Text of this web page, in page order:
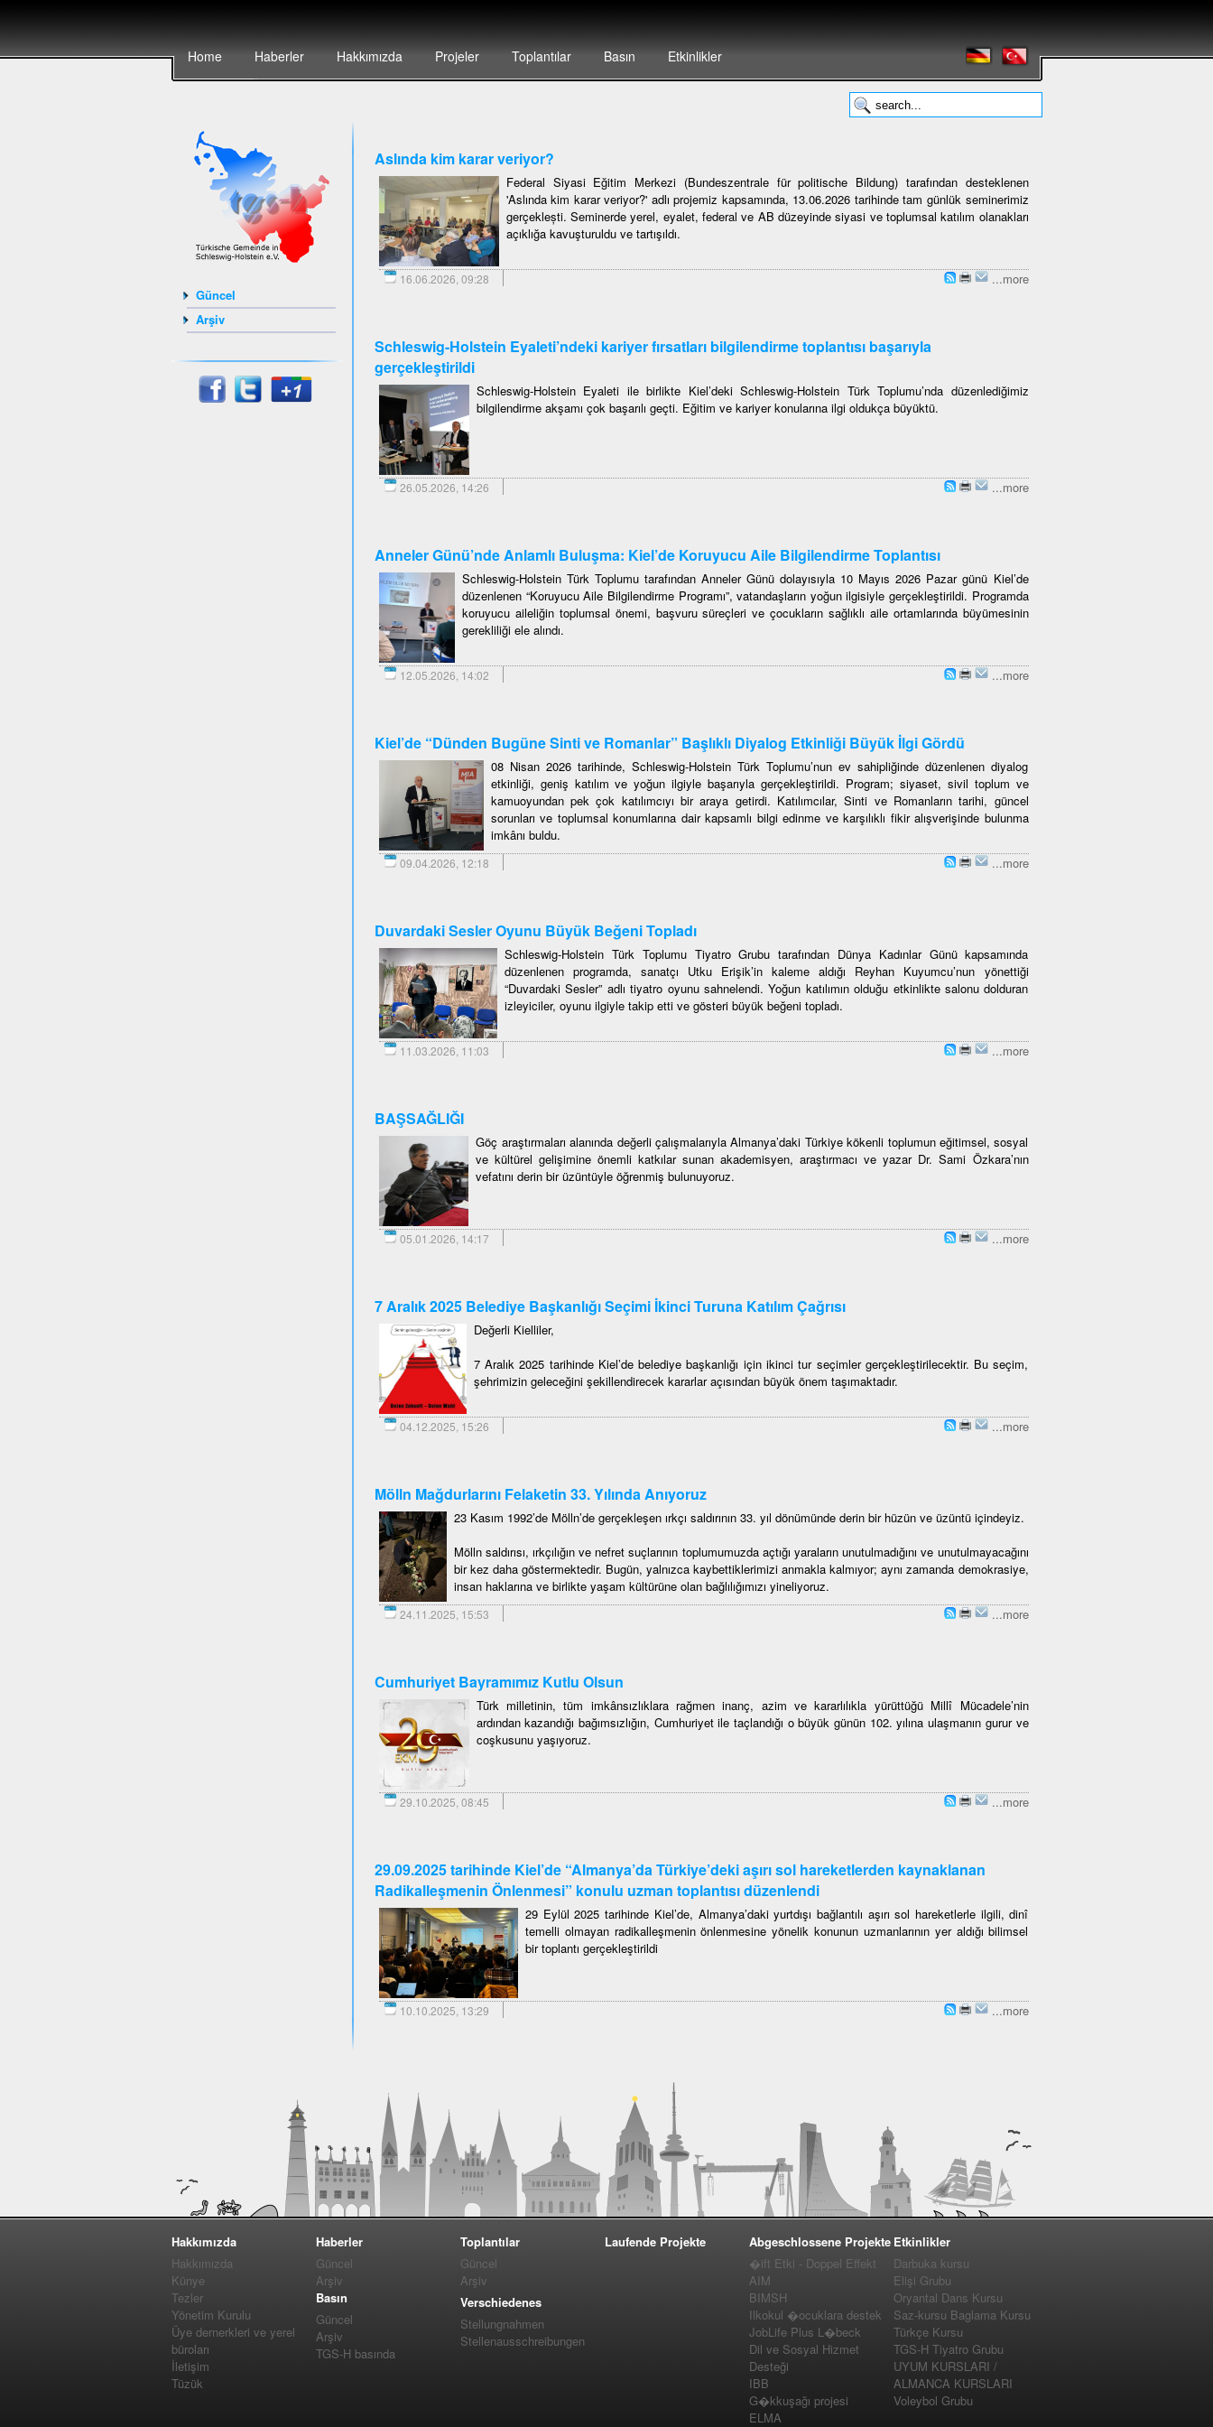
Home Haberler Hakkımızda Projeler Toplantılar Basın Etkinlikler
Güncel
Arşiv
Aslında kim karar veriyor?
Federal Siyasi Eğitim Merkezi (Bundeszentrale für politische Bildung) tarafından desteklenen
'Aslında kim karar veriyor?' adlı projemiz kapsamında, 13.06.2026 tarihinde tam günlük seminerimiz
gerçeklești. Seminerde yerel, eyalet, federal ve AB düzeyinde siyasi ve toplumsal katılım olanakları
açıklığa kavuşturuldu ve tartışıldı.
16.06.2026, 09:28 ...more
Schleswig-Holstein Eyaleti’ndeki kariyer fırsatları bilgilendirme toplantısı başarıyla
gerçekleştirildi
Schleswig-Holstein Eyaleti ile birlikte Kiel’deki Schleswig-Holstein Türk Toplumu’nda düzenlediğimiz
bilgilendirme akşamı çok başarılı geçti. Eğitim ve kariyer konularına ilgi oldukça büyüktü.
26.05.2026, 14:26 ...more
Anneler Günü’nde Anlamlı Buluşma: Kiel’de Koruyucu Aile Bilgilendirme Toplantısı
Schleswig-Holstein Türk Toplumu tarafından Anneler Günü dolayısıyla 10 Mayıs 2026 Pazar günü Kiel’de
düzenlenen “Koruyucu Aile Bilgilendirme Programı”, vatandaşların yoğun ilgisiyle gerçekleştirildi. Programda
koruyucu aileliğin toplumsal önemi, başvuru süreçleri ve çocukların sağlıklı aile ortamlarında büyümesinin
gerekliliği ele alındı.
12.05.2026, 14:02 ...more
Kiel’de “Dünden Bugüne Sinti ve Romanlar” Başlıklı Diyalog Etkinliği Büyük İlgi Gördü
08 Nisan 2026 tarihinde, Schleswig-Holstein Türk Toplumu’nun ev sahipliğinde düzenlenen diyalog
etkinliği, geniş katılım ve yoğun ilgiyle başarıyla gerçekleştirildi. Program; siyaset, sivil toplum ve
kamuoyundan pek çok katılımcıyı bir araya getirdi. Katılımcılar, Sinti ve Romanların tarihi, güncel
sorunları ve toplumsal konumlarına dair kapsamlı bilgi edinme ve karşılıklı fikir alışverişinde bulunma
imkânı buldu.
09.04.2026, 12:18 ...more
Duvardaki Sesler Oyunu Büyük Beğeni Topladı
Schleswig-Holstein Türk Toplumu Tiyatro Grubu tarafından Dünya Kadınlar Günü kapsamında
düzenlenen programda, sanatçı Utku Erişik’in kaleme aldığı Reyhan Kuyumcu’nun yönettiği
“Duvardaki Sesler” adlı tiyatro oyunu sahnelendi. Yoğun katılımın olduğu etkinlikte salonu dolduran
izleyiciler, oyunu ilgiyle takip etti ve gösteri büyük beğeni topladı.
11.03.2026, 11:03 ...more
BAŞSAĞLIĞI
Göç araştırmaları alanında değerli çalışmalarıyla Almanya’daki Türkiye kökenli toplumun eğitimsel, sosyal
ve kültürel gelişimine önemli katkılar sunan akademisyen, araştırmacı ve yazar Dr. Sami Özkara’nın
vefatını derin bir üzüntüyle öğrenmiş bulunuyoruz.
05.01.2026, 14:17 ...more
7 Aralık 2025 Belediye Başkanlığı Seçimi İkinci Turuna Katılım Çağrısı
Değerli Kielliler,
7 Aralık 2025 tarihinde Kiel’de belediye başkanlığı için ikinci tur seçimler gerçekleştirilecektir. Bu seçim,
şehrimizin geleceğini şekillendirecek kararlar açısından büyük önem taşımaktadır.
04.12.2025, 15:26 ...more
Mölln Mağdurlarını Felaketin 33. Yılında Anıyoruz
23 Kasım 1992’de Mölln’de gerçekleşen ırkçı saldırının 33. yıl dönümünde derin bir hüzün ve üzüntü içindeyiz.
Mölln saldırısı, ırkçılığın ve nefret suçlarının toplumumuzda açtığı yaraların unutulmadığını ve unutulmayacağını
bir kez daha göstermektedir. Bugün, yalnızca kaybettiklerimizi anmakla kalmıyor; aynı zamanda demokrasiye,
insan haklarına ve birlikte yaşam kültürüne olan bağlılığımızı yineliyoruz.
24.11.2025, 15:53 ...more
Cumhuriyet Bayramımız Kutlu Olsun
Türk milletinin, tüm imkânsızlıklara rağmen inanç, azim ve kararlılıkla yürüttüğü Millî Mücadele’nin
ardından kazandığı bağımsızlığın, Cumhuriyet ile taçlandığı o büyük günün 102. yılına ulaşmanın gurur ve
coşkusunu yaşıyoruz.
29.10.2025, 08:45 ...more
29.09.2025 tarihinde Kiel’de “Almanya’da Türkiye’deki aşırı sol hareketlerden kaynaklanan
Radikalleşmenin Önlenmesi” konulu uzman toplantısı düzenlendi
29 Eylül 2025 tarihinde Kiel’de, Almanya’daki yurtdışı bağlantılı aşırı sol hareketlerle ilgili, dinî
temelli olmayan radikalleşmenin önlenmesine yönelik konunun uzmanlarının yer aldığı bilimsel
bir toplantı gerçekleştirildi
10.10.2025, 13:29 ...more
Hakkımızda
Hakkımızda
Künye
Tezler
Yönetim Kurulu
Üye dernerkleri ve yerel
büroları
İletişim
Tüzük
Haberler
Güncel
Arşiv
Basın
Güncel
Arşiv
TGS-H basında
Toplantılar
Güncel
Arşiv
Verschiedenes
Stellungnahmen
Stellenausschreibungen
Laufende Projekte
Abgeschlossene Projekte
�ift Etki - Doppel Effekt
AIM
BIMSH
Ilkokul �ocuklara destek
JobLife Plus L�beck
Dil ve Sosyal Hizmet
Desteği
IBB
G�kkuşağı projesi
ELMA
Etkinlikler
Darbuka kursu
Elişi Grubu
Oryantal Dans Kursu
Saz-kursu Baglama Kursu
Türkçe Kursu
TGS-H Tiyatro Grubu
UYUM KURSLARI /
ALMANCA KURSLARI
Voleybol Grubu